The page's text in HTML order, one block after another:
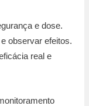
e dose.
observar efeitos.
real e